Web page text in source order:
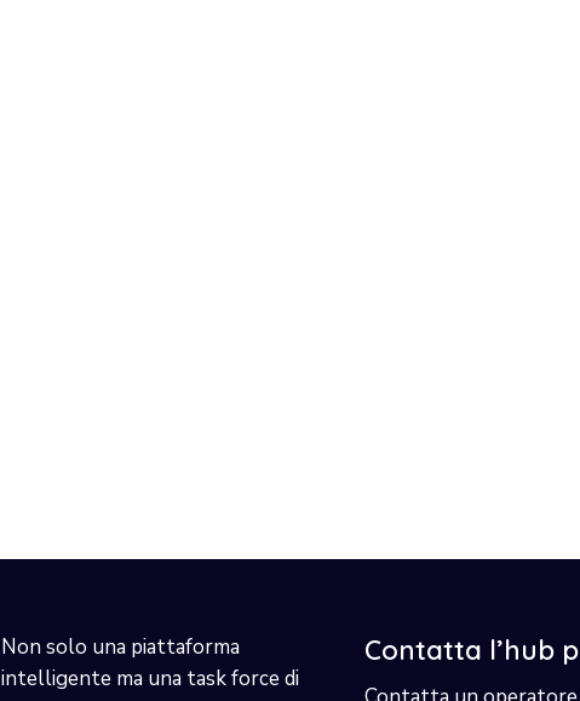
Non solo una piattaforma
intelligente ma una task force di
Contatta l’hub